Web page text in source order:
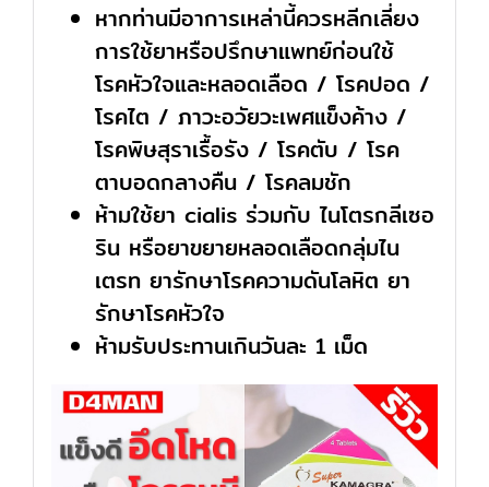
หากท่านมีอาการเหล่านี้ควรหลีกเลี่ยง
การใช้ยาหรือปรึกษาแพทย์ก่อนใช้
โรคหัวใจและหลอดเลือด / โรคปอด /
โรคไต / ภาวะอวัยวะเพศแข็งค้าง /
โรคพิษสุราเรื้อรัง / โรคตับ / โรค
ตาบอดกลางคืน / โรคลมชัก
ห้ามใช้ยา cialis ร่วมกับ ไนโตรกลีเซอ
ริน หรือยาขยายหลอดเลือดกลุ่มไน
เตรท ยารักษาโรคความดันโลหิต ยา
รักษาโรคหัวใจ
ห้ามรับประทานเกินวันละ 1 เม็ด